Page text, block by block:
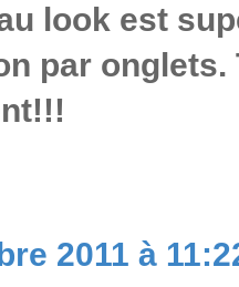
look est
par
2011 à